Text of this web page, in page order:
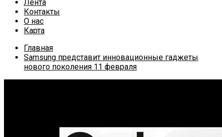
Лента
Контакты
О нас
Карта
Главная
Samsung представит инновационные гаджеты
нового поколения 11 февраля